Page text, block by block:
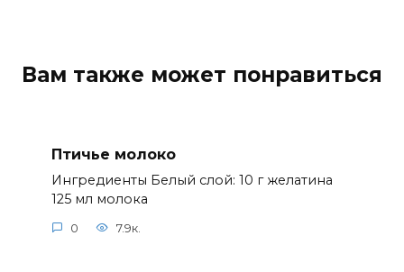
Вам также может понравиться
Птичье молоко
Ингредиенты Белый слой: 10 г желатина
125 мл молока
0 7.9к.